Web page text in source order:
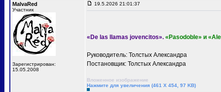
MalvaRed
Участник
Зарегистрирован:
15.05.2008
19.5.2026 21:01:37
«De las llamas jovencitos». «Pasodoble» и
Руководитель: Толстых Александра
Постановщик: Толстых Александра
Вложенное изображение
Нажмите для увеличения (461 X 454, 97 KB)